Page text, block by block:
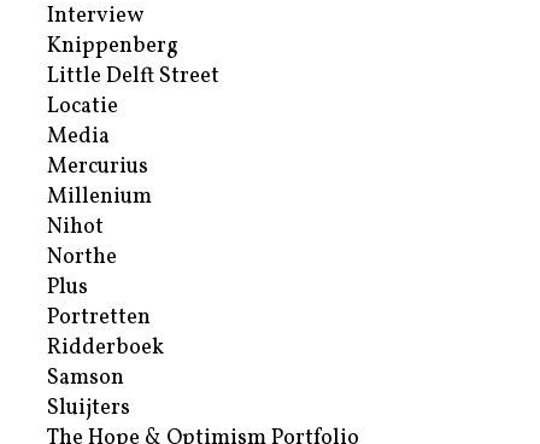
Interview
Knippenberg
Little Delft Street
Locatie
Media
Mercurius
Millenium
Nihot
Northe
Plus
Portretten
Ridderboek
Samson
Sluijters